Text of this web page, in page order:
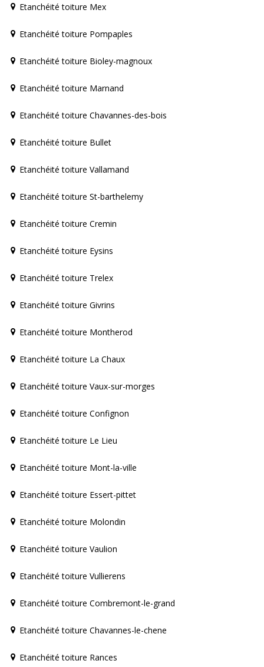
Etanchéité toiture Mex
Etanchéité toiture Pompaples
Etanchéité toiture Bioley-magnoux
Etanchéité toiture Marnand
Etanchéité toiture Chavannes-des-bois
Etanchéité toiture Bullet
Etanchéité toiture Vallamand
Etanchéité toiture St-barthelemy
Etanchéité toiture Cremin
Etanchéité toiture Eysins
Etanchéité toiture Trelex
Etanchéité toiture Givrins
Etanchéité toiture Montherod
Etanchéité toiture La Chaux
Etanchéité toiture Vaux-sur-morges
Etanchéité toiture Confignon
Etanchéité toiture Le Lieu
Etanchéité toiture Mont-la-ville
Etanchéité toiture Essert-pittet
Etanchéité toiture Molondin
Etanchéité toiture Vaulion
Etanchéité toiture Vullierens
Etanchéité toiture Combremont-le-grand
Etanchéité toiture Chavannes-le-chene
Etanchéité toiture Rances